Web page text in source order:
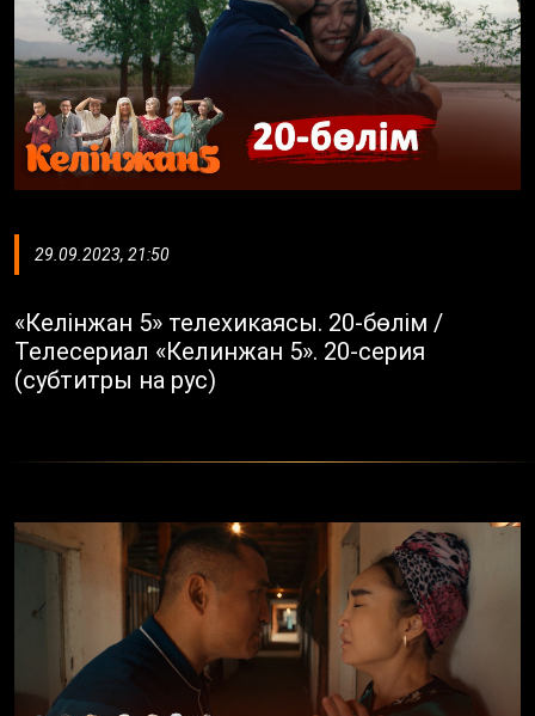
29.09.2023, 21:50
«Келінжан 5» телехикаясы. 20-бөлім /
Телесериал «Келинжан 5». 20-серия
(субтитры на рус)